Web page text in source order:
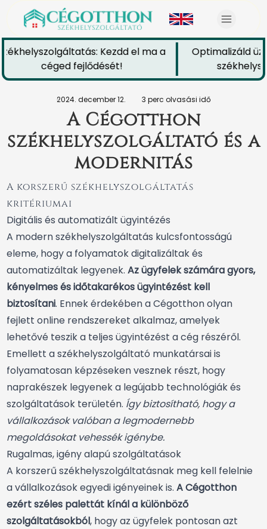
Kezdd el ma a
céged fejlődését!
Optimalizáld
2024. december 12. 3 perc olvasási idő
A Cégotthon
székhelyszolgáltató és a
modernitás
A korszerű székhelyszolgáltatás
kritériumai
Digitális és automatizált ügyintézés
A modern székhelyszolgáltatás kulcsfontosságú
eleme, hogy a folyamatok digitalizáltak és
automatizáltak legyenek. Az ügyfelek számára gyors,
kényelmes és időtakarékos ügyintézést kell
biztosítani. Ennek érdekében a Cégotthon olyan
fejlett online rendszereket alkalmaz, amelyek
lehetővé teszik a teljes ügyintézést a cég részéről.
Emellett a székhelyszolgáltató munkatársai is
folyamatosan képzéseken vesznek részt, hogy
naprakészek legyenek a legújabb technológiák és
szolgáltatások területén. Így biztosítható, hogy a
vállalkozások valóban a legmodernebb
megoldásokat vehessék igénybe.
Rugalmas, igény alapú szolgáltatások
A korszerű székhelyszolgáltatásnak meg kell felelnie
a vállalkozások egyedi igényeinek is. A Cégotthon
ezért széles palettát kínál a különböző
szolgáltatásokból, hogy az ügyfelek pontosan azt